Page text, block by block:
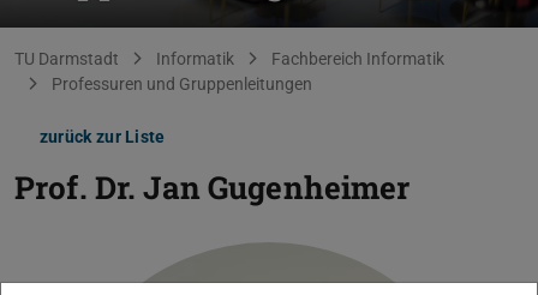
Sie befinden sich hier:
TU Darmstadt Informatik
Fachbereich Informatik
Professuren und Gruppenleitungen
zurück zur Liste
Prof. Dr. Jan Gugenheimer